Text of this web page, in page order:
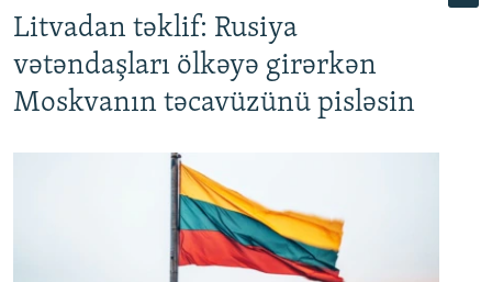
Litvadan təklif: Rusiya
vətəndaşları ölkəyə girərkən
Moskvanın təcavüzünü pisləsin